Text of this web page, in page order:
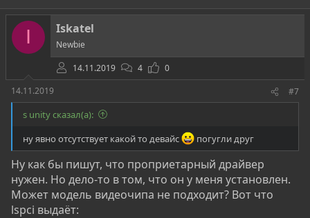
о
в
I Iskatel
Newbie
14.11.2019
4
0
14.11.2019
#7
s unity сказал(а):
ну явно отсутствует какой то девайс
погугли друг
Ну как бы пишут, что проприетарный драйвер
нужен. Но дело-то в том, что он у меня установлен.
Может модель видеочипа не подходит? Вот что
lspci выдаёт: